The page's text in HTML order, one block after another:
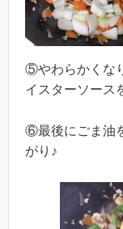
⑤やわらかくな
イスターソース
⑥最後にごま油
がり♪